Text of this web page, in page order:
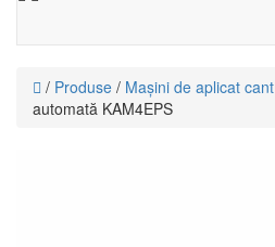
/ Produse / Mașini de aplicat cant
automată KAM4EPS